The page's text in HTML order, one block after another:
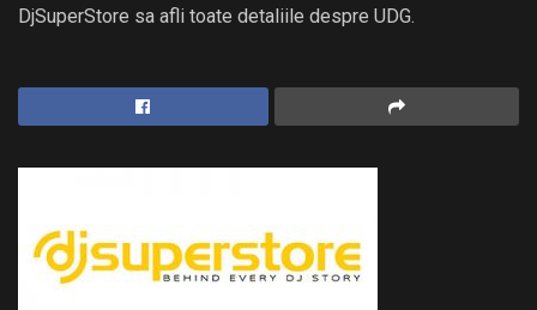
DjSuperStore sa afli toate detaliile despre UDG.